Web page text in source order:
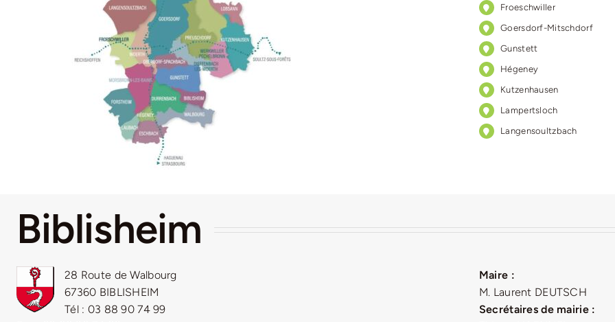
Froeschwiller
Goersdorf-Mitschdorf
Gunstett
Hégeney
Kutzenhausen
Lampertsloch
Langensoultzbach
Biblisheim
28 Route de Walbourg
67360 BIBLISHEIM
Tél : 03 88 90 74 99
Maire :
M. Laurent DEUTSCH
Secrétaires de mairie :